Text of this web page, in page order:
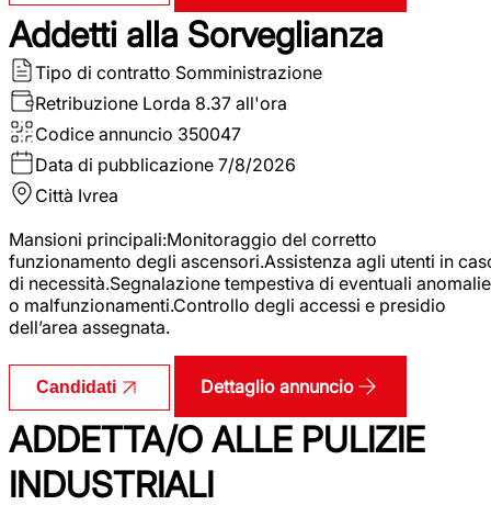
Addetti alla Sorveglianza
Tipo di contratto Somministrazione
Retribuzione Lorda 8.37 all'ora
Codice annuncio 350047
Data di pubblicazione 7/8/2026
Città Ivrea
Mansioni principali:Monitoraggio del corretto
funzionamento degli ascensori.Assistenza agli utenti in
di necessità.Segnalazione tempestiva di eventuali anomalie
o malfunzionamenti.Controllo degli accessi e presidio
dell’area assegnata.
Candidati Dettaglio annuncio
ADDETTA/O ALLE PULIZIE
INDUSTRIALI